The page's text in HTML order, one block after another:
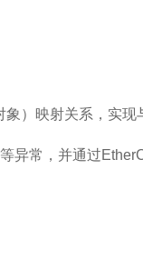
）映射关系，实现
异常，并通过